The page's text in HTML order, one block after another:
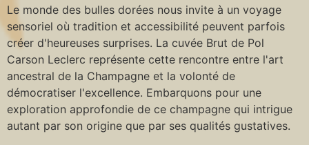
Le monde des bulles dorées nous invite à un voyage
sensoriel où tradition et accessibilité peuvent parfois
créer d'heureuses surprises. La cuvée Brut de Pol
Carson Leclerc représente cette rencontre entre l'art
ancestral de la Champagne et la volonté de
démocratiser l'excellence. Embarquons pour une
exploration approfondie de ce champagne qui intrigue
autant par son origine que par ses qualités gustatives.